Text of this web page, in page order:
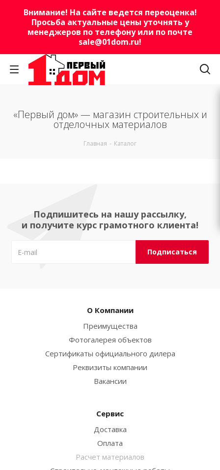
Внимание! На сайте ведется переоценка!
Просьба актуальные цены уточнять у
менеджеров по телефону или по почте
sale@01dom.ru!
«Первый дом» — магазин строительных и
отделочных материалов
Главная - Каталог
Подпишитесь на нашу рассылку,
и получите курс грамотного клиента!
О Компании
Преимущества
Фотогалерея объектов
Сертификаты официального дилера
Реквизиты компании
Вакансии
Сервис
Доставка
Оплата
Расчет материалов